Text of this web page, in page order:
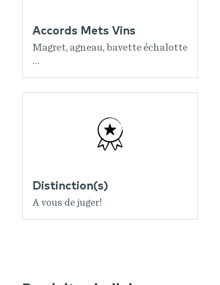
Accords Mets Vins
Magret, agneau, bavette échalotte
…
Distinction(s)
A vous de juger!